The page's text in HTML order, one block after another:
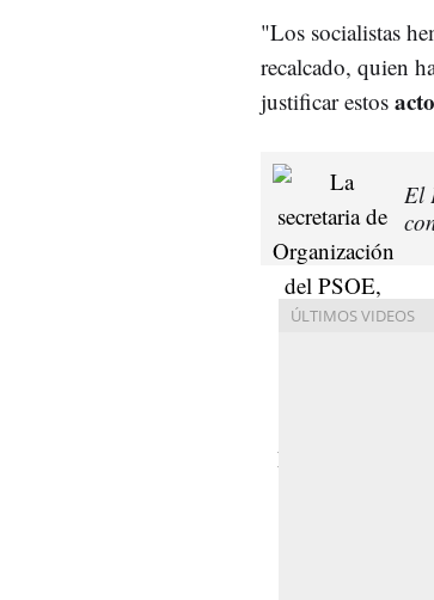
"Los socialistas
recalcado, quien
justificar estos
El